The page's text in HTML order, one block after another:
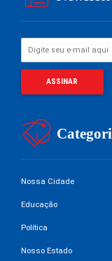
Nossa Cidade
Educação
Política
Nosso Estado